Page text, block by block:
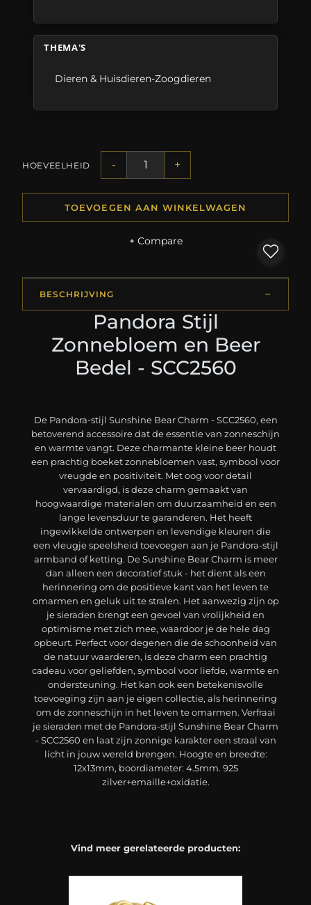
THEMA'S
Dieren & Huisdieren-Zoogdieren
HOEVEELHEID - +
TOEVOEGEN AAN WINKELWAGEN
+ Compare
BESCHRIJVING
Pandora Stijl
Zonnebloem en Beer
Bedel - SCC2560
De Pandora-stijl Sunshine Bear Charm - SCC2560, een
betoverend accessoire dat de essentie van zonneschijn
en warmte vangt. Deze charmante kleine beer houdt
een prachtig boeket zonnebloemen vast, symbool voor
vreugde en positiviteit. Met oog voor detail
vervaardigd, is deze charm gemaakt van
hoogwaardige materialen om duurzaamheid en een
lange levensduur te garanderen. Het heeft
ingewikkelde ontwerpen en levendige kleuren die
een vleugje speelsheid toevoegen aan je Pandora-stijl
armband of ketting. De Sunshine Bear Charm is meer
dan alleen een decoratief stuk - het dient als een
herinnering om de positieve kant van het leven te
omarmen en geluk uit te stralen. Het aanwezig zijn op
je sieraden brengt een gevoel van vrolijkheid en
optimisme met zich mee, waardoor je de hele dag
opbeurt. Perfect voor degenen die de schoonheid van
de natuur waarderen, is deze charm een prachtig
cadeau voor geliefden, symbool voor liefde, warmte en
ondersteuning. Het kan ook een betekenisvolle
toevoeging zijn aan je eigen collectie, als herinnering
om de zonneschijn in het leven te omarmen. Verfraai
je sieraden met de Pandora-stijl Sunshine Bear Charm
- SCC2560 en laat zijn zonnige karakter een straal van
licht in jouw wereld brengen. Hoogte en breedte:
12x13mm, boordiameter: 4.5mm. 925
zilver+emaille+oxidatie.
Vind meer gerelateerde producten: